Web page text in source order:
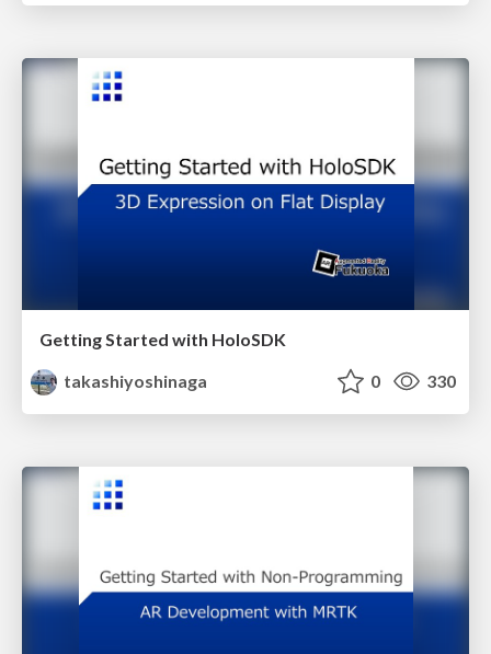
Getting Started with HoloSDK
takashiyoshinaga
0 330